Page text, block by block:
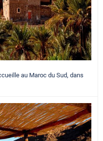
au Maroc du Sud, dans